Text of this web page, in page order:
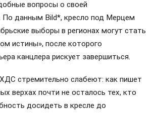
вопросы о своей
По данным Bild*, кресло под Мерцем
выборы в регионах могут стать
истины», после которого
канцлера рискует завершиться.
стремительно слабеют: как пишет
верхах почти не осталось тех, кто
досидеть в кресле до